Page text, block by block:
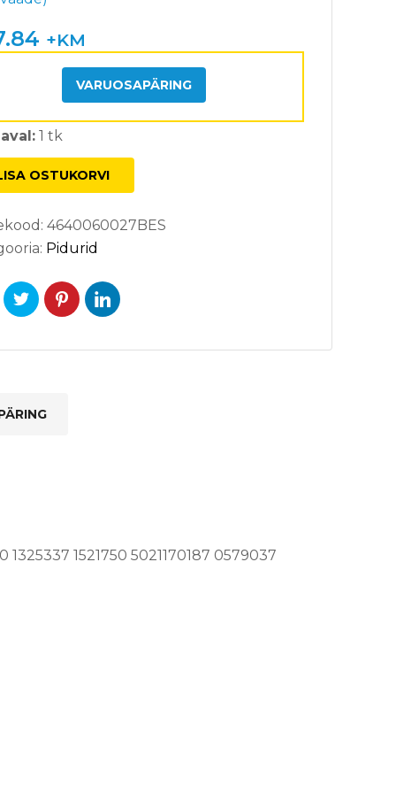
+KM
VARUOSAPÄRING
1 tk
OSTUKORVI
4640060027BES
Pidurid
1521750 5021170187 0579037